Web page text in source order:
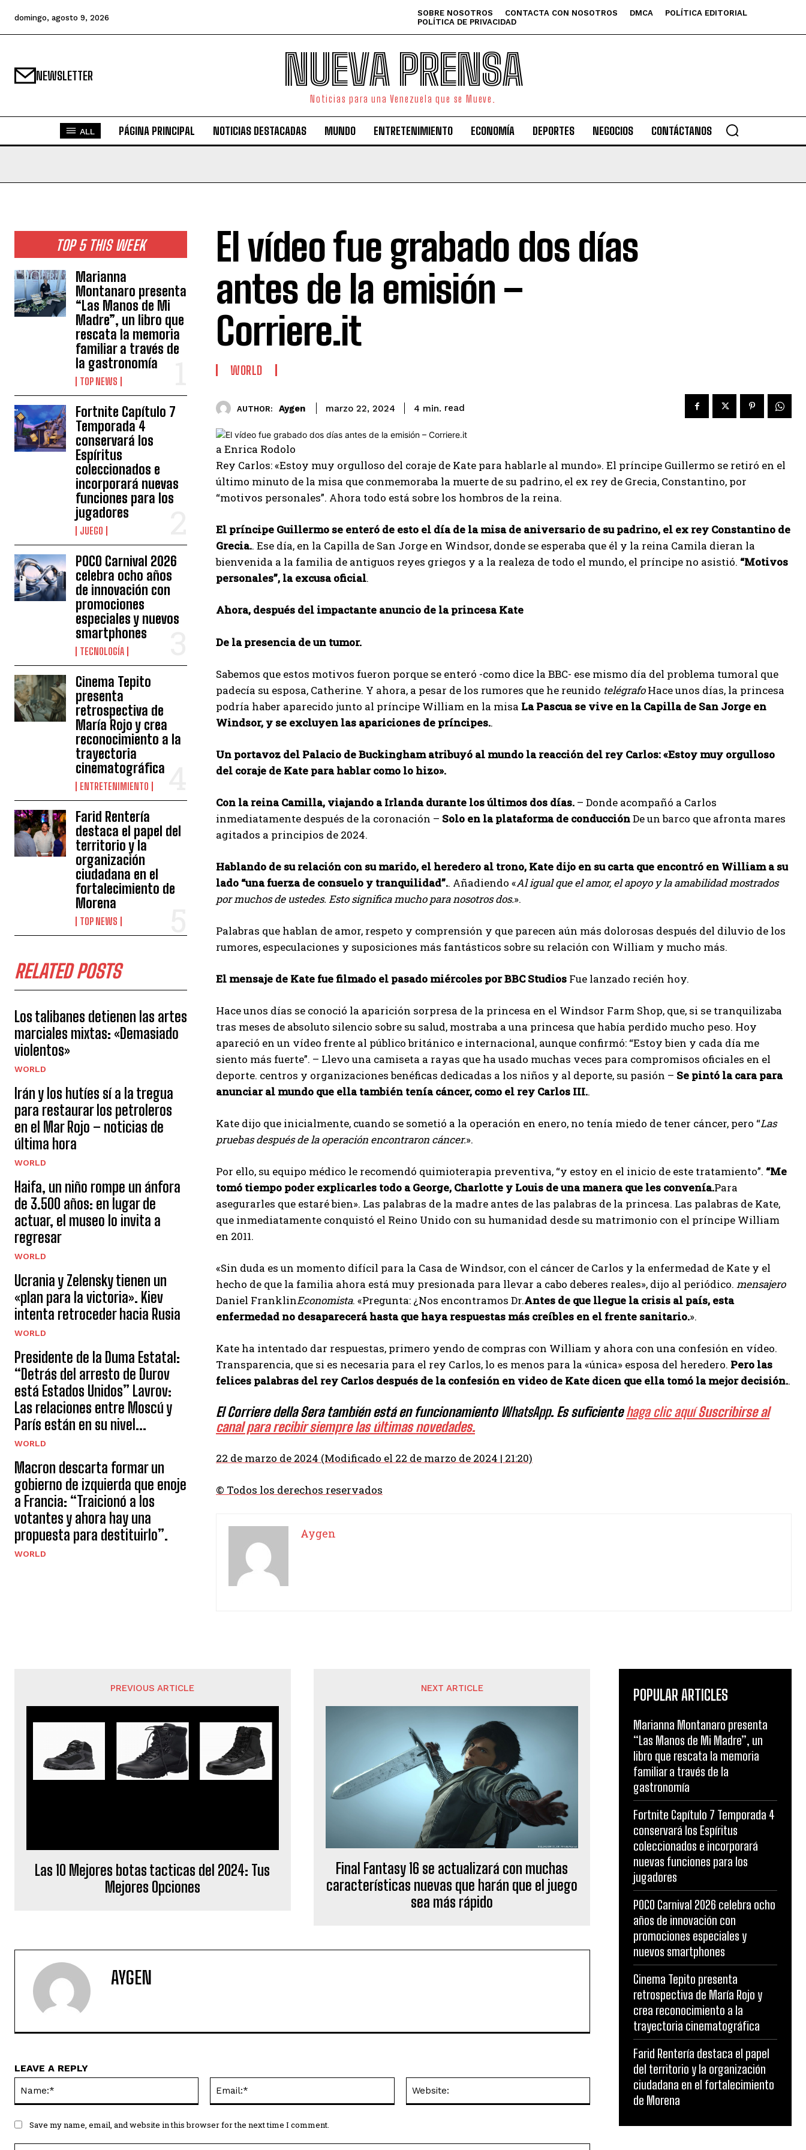
I've read and accept thePrivacy Policy.
Aygen
domingo, agosto 9, 2026 SOBRE NOSOTROS CONTACTA CON NOSOTROS DMCA
POLÍTICA EDITORIAL
POLÍTICA DE PRIVACIDAD
NEWSLETTER NUEVA PRENSA
Noticias para una Venezuela que se Mueve.
ALL PÁGINA PRINCIPAL NOTICIAS DESTACADAS MUNDO ENTRETENIMIENTO ECONOMÍA DEPORTES NEGOCIOS CONTÁCTANOS
TOP 5 THIS WEEK
Marianna
Montanaro presenta
“Las Manos de Mi
Madre”, un libro que
rescata la memoria
familiar a través de
la gastronomía
TOP NEWS
Fortnite Capítulo 7
Temporada 4
conservará los
Espíritus
coleccionados e
incorporará nuevas
funciones para los
jugadores
JUEGO
POCO Carnival 2026
celebra ocho años
de innovación con
promociones
especiales y nuevos
smartphones
TECNOLOGÍA
Cinema Tepito
presenta
retrospectiva de
María Rojo y crea
reconocimiento a la
trayectoria
cinematográfica
ENTRETENIMIENTO
Farid Rentería
destaca el papel del
territorio y la
organización
ciudadana en el
fortalecimiento de
Morena
TOP NEWS
RELATED POSTS
Los talibanes detienen las artes
marciales mixtas: «Demasiado
violentos»
WORLD
Irán y los hutíes sí a la tregua
para restaurar los petroleros
en el Mar Rojo – noticias de
última hora
WORLD
Haifa, un niño rompe un ánfora
de 3.500 años: en lugar de
actuar, el museo lo invita a
regresar
WORLD
Ucrania y Zelensky tienen un
«plan para la victoria». Kiev
intenta retroceder hacia Rusia
WORLD
Presidente de la Duma Estatal:
“Detrás del arresto de Durov
está Estados Unidos” Lavrov:
Las relaciones entre Moscú y
París están en su nivel...
WORLD
Macron descarta formar un
gobierno de izquierda que enoje
a Francia: “Traicionó a los
votantes y ahora hay una
propuesta para destituirlo”.
WORLD
El vídeo fue grabado dos días
antes de la emisión –
Corriere.it
WORLD
AUTHOR: Aygen marzo 22, 2024 4 min. read
a Enrica Rodolo
Rey Carlos: «Estoy muy orgulloso del coraje de Kate para hablarle al mundo». El príncipe Guillermo se retiró en el
último minuto de la misa que conmemoraba la muerte de su padrino, el ex rey de Grecia, Constantino, por
“motivos personales”. Ahora todo está sobre los hombros de la reina.
El príncipe Guillermo se enteró de esto el día de la misa de aniversario de su padrino, el ex rey Constantino de
Grecia.. Ese día, en la Capilla de San Jorge en Windsor, donde se esperaba que él y la reina Camila dieran la
bienvenida a la familia de antiguos reyes griegos y a la realeza de todo el mundo, el príncipe no asistió. “Motivos
personales”, la excusa oficial.
Ahora, después del impactante anuncio de la princesa Kate
De la presencia de un tumor.
Sabemos que estos motivos fueron porque se enteró -como dice la BBC- ese mismo día del problema tumoral que
padecía su esposa, Catherine. Y ahora, a pesar de los rumores que he reunido telégrafoHace unos días, la princesa
podría haber aparecido junto al príncipe William en la misa La Pascua se vive en la Capilla de San Jorge en
Windsor, y se excluyen las apariciones de príncipes..
Un portavoz del Palacio de Buckingham atribuyó al mundo la reacción del rey Carlos: «Estoy muy orgulloso
del coraje de Kate para hablar como lo hizo».
Con la reina Camilla, viajando a Irlanda durante los últimos dos días. – Donde acompañó a Carlos
inmediatamente después de la coronación – Solo en la plataforma de conducciónDe un barco que afronta mares
agitados a principios de 2024.
Hablando de su relación con su marido, el heredero al trono, Kate dijo en su carta que encontró en William a su
lado “una fuerza de consuelo y tranquilidad”.. Añadiendo «Al igual que el amor, el apoyo y la amabilidad mostrados
por muchos de ustedes. Esto significa mucho para nosotros dos.».
Palabras que hablan de amor, respeto y comprensión y que parecen aún más dolorosas después del diluvio de los
rumores, especulaciones y suposiciones más fantásticos sobre su relación con William y mucho más.
El mensaje de Kate fue filmado el pasado miércoles por BBC Studios Fue lanzado recién hoy.
Hace unos días se conoció la aparición sorpresa de la princesa en el Windsor Farm Shop, que, si se tranquilizaba
tras meses de absoluto silencio sobre su salud, mostraba a una princesa que había perdido mucho peso. Hoy
apareció en un vídeo frente al público británico e internacional, aunque confirmó: “Estoy bien y cada día me
siento más fuerte”. – Llevo una camiseta a rayas que ha usado muchas veces para compromisos oficiales en el
deporte. centros y organizaciones benéficas dedicadas a los niños y al deporte, su pasión – Se pintó la cara para
anunciar al mundo que ella también tenía cáncer, como el rey Carlos III..
Kate dijo que inicialmente, cuando se sometió a la operación en enero, no tenía miedo de tener cáncer, pero “Las
pruebas después de la operación encontraron cáncer.».
Por ello, su equipo médico le recomendó quimioterapia preventiva, “y estoy en el inicio de este tratamiento”. “Me
tomó tiempo poder explicarles todo a George, Charlotte y Louis de una manera que les convenía.Para
asegurarles que estaré bien». Las palabras de la madre antes de las palabras de la princesa. Las palabras de Kate,
que inmediatamente conquistó el Reino Unido con su humanidad desde su matrimonio con el príncipe William
en 2011.
«Sin duda es un momento difícil para la Casa de Windsor, con el cáncer de Carlos y la enfermedad de Kate y el
hecho de que la familia ahora está muy presionada para llevar a cabo deberes reales», dijo al periódico. mensajero
Daniel FranklinEconomista. «Pregunta: ¿Nos encontramos Dr.Antes de que llegue la crisis al país, esta
enfermedad no desaparecerá hasta que haya respuestas más creíbles en el frente sanitario.».
Kate ha intentado dar respuestas, primero yendo de compras con William y ahora con una confesión en vídeo.
Transparencia, que si es necesaria para el rey Carlos, lo es menos para la «única» esposa del heredero. Pero las
felices palabras del rey Carlos después de la confesión en video de Kate dicen que ella tomó la mejor decisión..
El Corriere della Sera también está en funcionamientoWhatsApp. Es suficientehaga clic aquíSuscribirse al
canal para recibir siempre las últimas novedades.
22 de marzo de 2024 (Modificado el 22 de marzo de 2024 | 21:20)
© Todos los derechos reservados
Aygen
PREVIOUS ARTICLE
Las 10 Mejores botas tacticas del 2024: Tus
Mejores Opciones
NEXT ARTICLE
Final Fantasy 16 se actualizará con muchas
características nuevas que harán que el juego
sea más rápido
AYGEN
LEAVE A REPLY
Save my name, email, and website in this browser for the next time I comment.
POPULAR ARTICLES
Marianna Montanaro presenta
“Las Manos de Mi Madre”, un
libro que rescata la memoria
familiar a través de la
gastronomía
Fortnite Capítulo 7 Temporada 4
conservará los Espíritus
coleccionados e incorporará
nuevas funciones para los
jugadores
POCO Carnival 2026 celebra ocho
años de innovación con
promociones especiales y
nuevos smartphones
Cinema Tepito presenta
retrospectiva de María Rojo y
crea reconocimiento a la
trayectoria cinematográfica
Farid Rentería destaca el papel
del territorio y la organización
ciudadana en el fortalecimiento
de Morena